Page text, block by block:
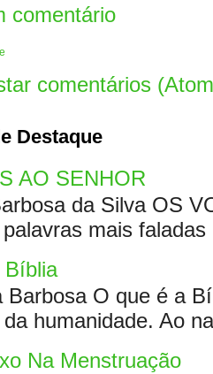
comentário
comentários
Destaque
AO SENHOR
da Silva OS
mais
Bíblia
Barbosa O que é a
humanidade. Ao
Na Menstruação